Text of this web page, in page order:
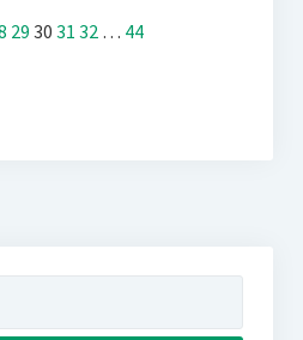
29 30 31 32 … 44